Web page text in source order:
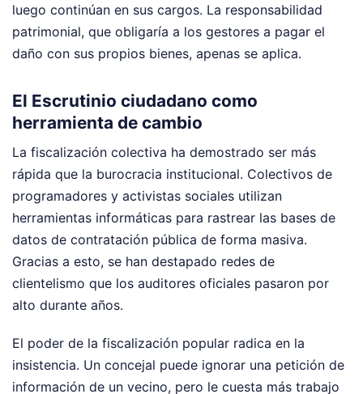
luego continúan en sus cargos. La responsabilidad
patrimonial, que obligaría a los gestores a pagar el
daño con sus propios bienes, apenas se aplica.
El Escrutinio ciudadano como
herramienta de cambio
La fiscalización colectiva ha demostrado ser más
rápida que la burocracia institucional. Colectivos de
programadores y activistas sociales utilizan
herramientas informáticas para rastrear las bases de
datos de contratación pública de forma masiva.
Gracias a esto, se han destapado redes de
clientelismo que los auditores oficiales pasaron por
alto durante años.
El poder de la fiscalización popular radica en la
insistencia. Un concejal puede ignorar una petición de
información de un vecino, pero le cuesta más trabajo